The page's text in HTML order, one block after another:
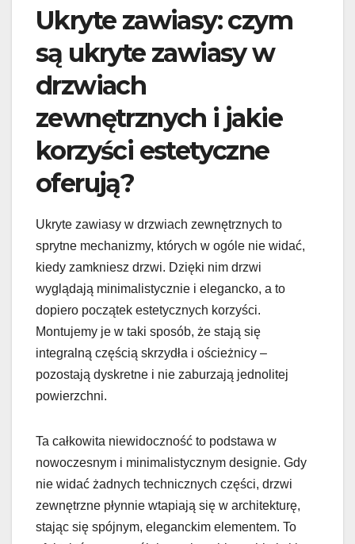
Ukryte zawiasy: czym
są ukryte zawiasy w
drzwiach
zewnętrznych i jakie
korzyści estetyczne
oferują?
Ukryte zawiasy w drzwiach zewnętrznych to
sprytne mechanizmy, których w ogóle nie widać,
kiedy zamkniesz drzwi. Dzięki nim drzwi
wyglądają minimalistycznie i elegancko, a to
dopiero początek estetycznych korzyści.
Montujemy je w taki sposób, że stają się
integralną częścią skrzydła i ościeżnicy –
pozostają dyskretne i nie zaburzają jednolitej
powierzchni.
Ta całkowita niewidoczność to podstawa w
nowoczesnym i minimalistycznym designie. Gdy
nie widać żadnych technicznych części, drzwi
zewnętrzne płynnie wtapiają się w architekturę,
stając się spójnym, eleganckim elementem. To